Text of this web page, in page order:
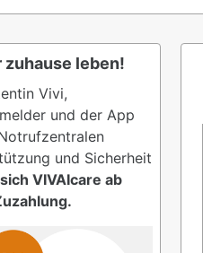
zuhause leben!
Vivi,
und der App
und Sicherheit
VIVAIcare ab